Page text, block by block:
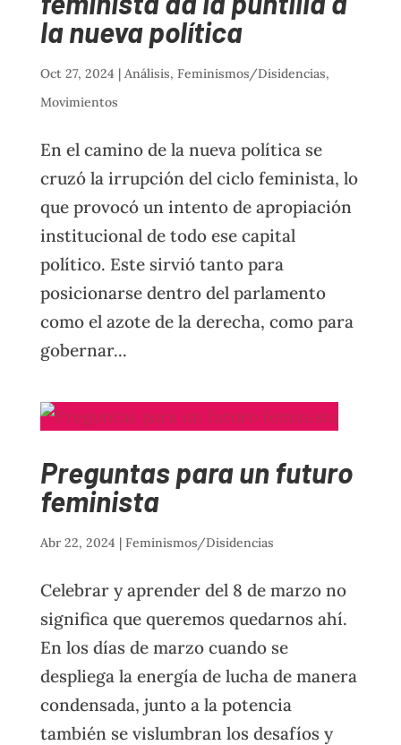
la nueva política
Oct 27, 2024 | Análisis, Feminismos/Disidencias,
Movimientos
En el camino de la nueva política se
cruzó la irrupción del ciclo feminista, lo
que provocó un intento de apropiación
institucional de todo ese capital
político. Este sirvió tanto para
posicionarse dentro del parlamento
como el azote de la derecha, como para
gobernar...
Preguntas para un futuro
feminista
Abr 22, 2024 | Feminismos/Disidencias
Celebrar y aprender del 8 de marzo no
significa que queremos quedarnos ahí.
En los días de marzo cuando se
despliega la energía de lucha de manera
condensada, junto a la potencia
también se vislumbran los desafíos y